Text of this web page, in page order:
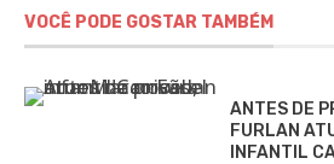
VOCÊ PODE GOSTAR TAMBÉM
ANTES DE
FURLAN
INFANTIL